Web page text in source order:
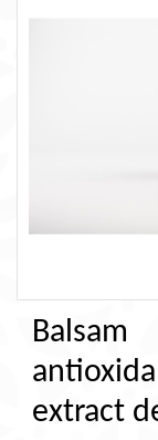
Balsam
extract